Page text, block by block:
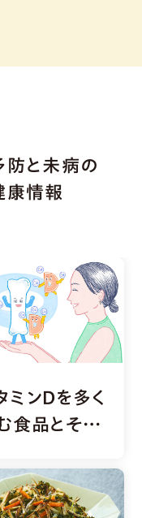
防と未病の
康情報
ミンDを多く
食品とその
どうなる？